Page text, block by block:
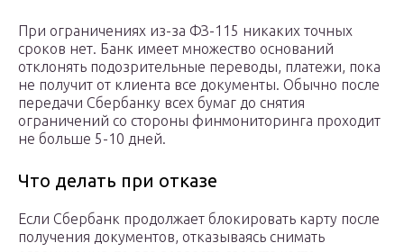
При ограничениях из-за ФЗ-115 никаких точных
сроков нет. Банк имеет множество оснований
отклонять подозрительные переводы, платежи, пока
не получит от клиента все документы. Обычно после
передачи Сбербанку всех бумаг до снятия
ограничений со стороны финмониторинга проходит
не больше 5-10 дней.
Что делать при отказе
Если Сбербанк продолжает блокировать карту после
получения документов, отказываясь снимать